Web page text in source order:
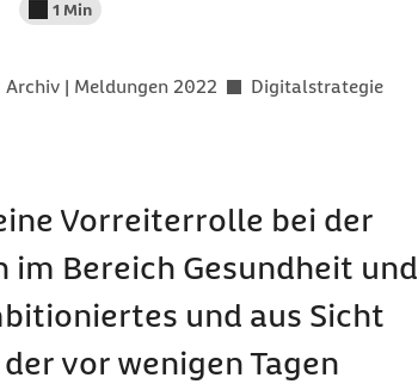
Lesedauer weniger als
1 Min
Archiv | Meldungen 2022 Digitalstrategie
Vorreiterrolle bei der
Bereich Gesundheit und
und aus Sicht
vor wenigen Tagen